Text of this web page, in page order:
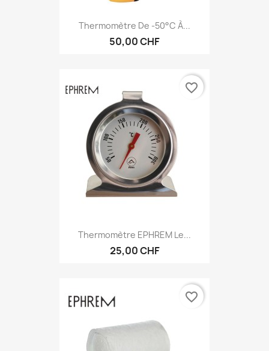
Thermomètre De -50°c À...
50,00 CHF
Thermomètre EPHREM Le...
25,00 CHF
favorite_border
favorite_border